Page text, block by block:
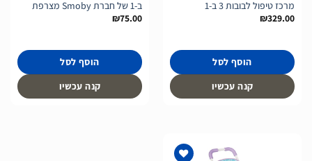
מרכז טיפול לבובות 3 ב-1
₪329.00
הוסף לסל
קנה עכשיו
ב-1 של חברת Smoby מצרפת
₪75.00
הוסף לסל
קנה עכשיו